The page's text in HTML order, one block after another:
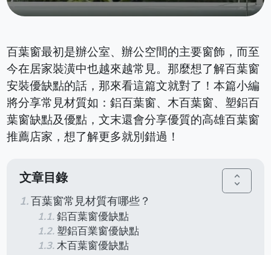
百葉窗最初是辦公室、辦公空間的主要窗飾，而至
今在居家裝潢中也越來越常見。那麼想了解百葉窗
安裝優缺點的話，那來看這篇文就對了！本篇小編
將分享常見材質如：鋁百葉窗、木百葉窗、塑鋁百
葉窗缺點及優點，文末還會分享優質的高雄百葉窗
推薦店家，想了解更多就別錯過！
文章目錄 unfold_more
百葉窗常見材質有哪些？
鋁百葉窗優缺點
塑鋁百業窗優缺點
木百葉窗優缺點